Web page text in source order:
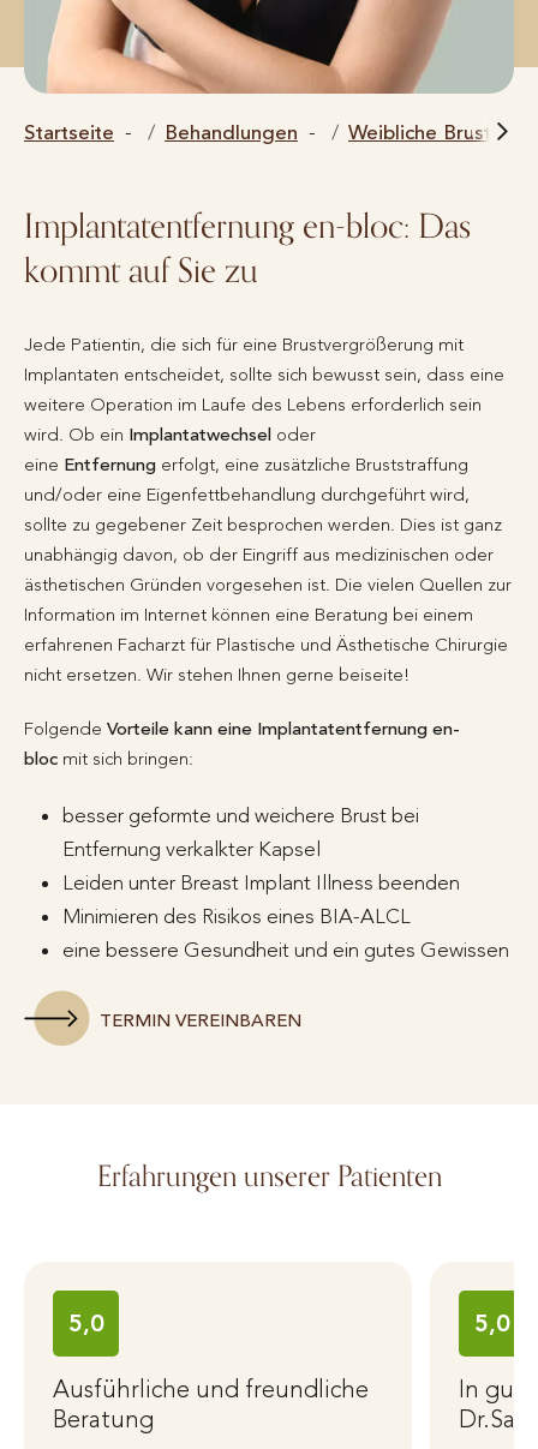
Startseite Behandlungen Weibliche Brust
Implantatentfernung en-bloc: Das
kommt auf Sie zu
Jede Patientin, die sich für eine Brustvergrößerung mit
Implantaten entscheidet, sollte sich bewus­st sein, dass eine
weitere Operation im Laufe des Lebens erforderlich sein
wird. Ob ein Implantatwechsel oder
eine Entfernung erfolgt, eine zusätzliche Bruststraffung
und/oder eine Eigenfettbehandlung durchgeführt wird,
sollte zu gegebener Zeit besprochen werden. Dies ist ganz
unabhängig davon, ob der Eingriff aus medizinischen oder
ästhetischen Gründen vorgesehen ist. Die vielen Quellen zur
Information im Internet können eine Beratung bei einem
erfahrenen Facharzt für Plastische und Ästhetische Chirurgie
nicht ersetzen. Wir stehen Ihnen gerne beiseite!
Folgende Vorteile kann eine Implantatentfernung en-
bloc mit sich bringen:
besser geformte und weichere Brust bei
Entfernung verkalkter Kapsel
Leiden unter Breast Implant Illness beenden
Minimieren des Risikos eines BIA-ALCL
eine bessere Gesundheit und ein gutes Gewissen
TERMIN VEREINBAREN
Erfahrungen unserer Patienten
5,0
Ausführliche und freundliche
Beratung
5,0
In